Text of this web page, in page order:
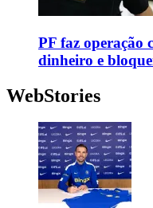
PF faz operação
dinheiro e
WebStories